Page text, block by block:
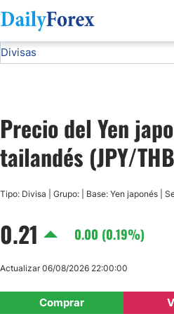
Divulgación del Anunciante
Divisas
USD/JPY
GBP/USD
AUD/USD
Precio del Yen
tailandés (JPY/
Tipo: Divisa | Grupo: | Base: Yen japonés |
0.21 0.00 (0.19%)
Comprar
Actualizar 06/08/2026 22:00:00